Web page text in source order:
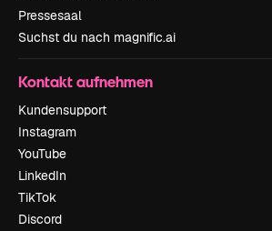
Pressesaal
Suchst du nach magnific.ai
Kontakt aufnehmen
Kundensupport
Instagram
YouTube
LinkedIn
TikTok
Discord